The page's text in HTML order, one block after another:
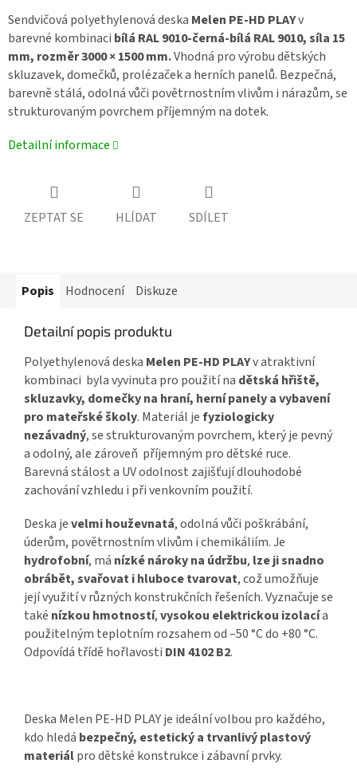
Sendvičová polyethylenová deska Melen PE-HD PLAYv
barevné kombinaci bílá RAL 9010-černá-bílá RAL 9010, síla 15
mm, rozměr 3000 × 1500 mm.Vhodná pro výrobu dětských
skluzavek, domečků, prolézaček a herních panelů. Bezpečná,
barevně stálá, odolná vůči povětrnostním vlivům i nárazům, se
strukturovaným povrchem příjemným na dotek.
Detailní informace
ZEPTAT SE HLÍDAT SDÍLET
Popis Hodnocení Diskuze
Detailní popis produktu
Polyethylenová deska Melen PE-HD PLAYv atraktivní
kombinaci byla vyvinuta pro použití na dětská hřiště,
skluzavky, domečky na hraní, herní panely a vybavení
pro mateřské školy. Materiál jefyziologicky
nezávadný, se strukturovaným povrchem, který je pevný
a odolný, ale zároveň příjemným pro dětské ruce.
Barevná stálost a UV odolnost zajišťují dlouhodobé
zachování vzhledu i při venkovním použití.
Deska jevelmi houževnatá, odolná vůči poškrábání,
úderům, povětrnostním vlivům i chemikáliím. Je
hydrofobní, má nízké nároky na údržbu, lze ji snadno
obrábět, svařovat i hluboce tvarovat, což umožňuje
její využití v různých konstrukčních řešeních. Vyznačuje se
také nízkou hmotností,vysokou elektrickou izolacía
použitelným teplotním rozsahem od –50 °C do +80 °C.
Odpovídá třídě hořlavosti DIN 4102 B2.
Deska Melen PE-HD PLAY je ideální volbou pro každého,
kdo hledá bezpečný, estetický a trvanlivý plastový
materiálpro dětské konstrukce i zábavní prvky.